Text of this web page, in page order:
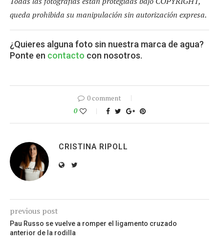
queda prohibida su manipulación sin autorización expresa.
¿Quieres alguna foto sin nuestra marca de agua?
Ponte en contacto con nosotros.
0 comment
0
CRISTINA RIPOLL
previous post
Pau Russo se vuelve a romper el ligamento cruzado
anterior de la rodilla